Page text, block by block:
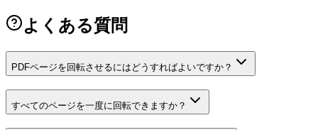
よくある質問
PDFページを回転させるにはどうすればよいですか？
すべてのページを一度に回転できますか？